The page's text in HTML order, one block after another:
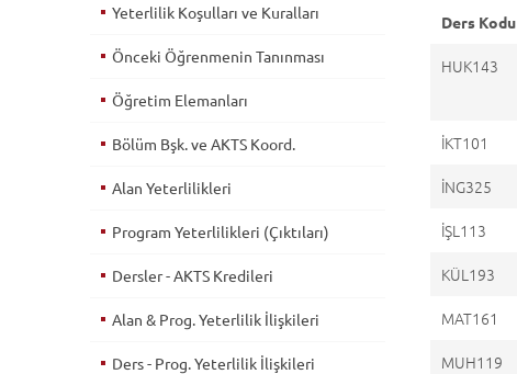
Ders Kodu
HUK143
İKT101
İNG325
İŞL113
KÜL193
MAT161
MUH119
Yeterlilik Koşulları ve Kuralları
Önceki Öğrenmenin Tanınması
Öğretim Elemanları
Bölüm Bşk. ve AKTS Koord.
Alan Yeterlilikleri
Program Yeterlilikleri (Çıktıları)
Dersler - AKTS Kredileri
Alan & Prog. Yeterlilik İlişkileri
Ders - Prog. Yeterlilik İlişkileri